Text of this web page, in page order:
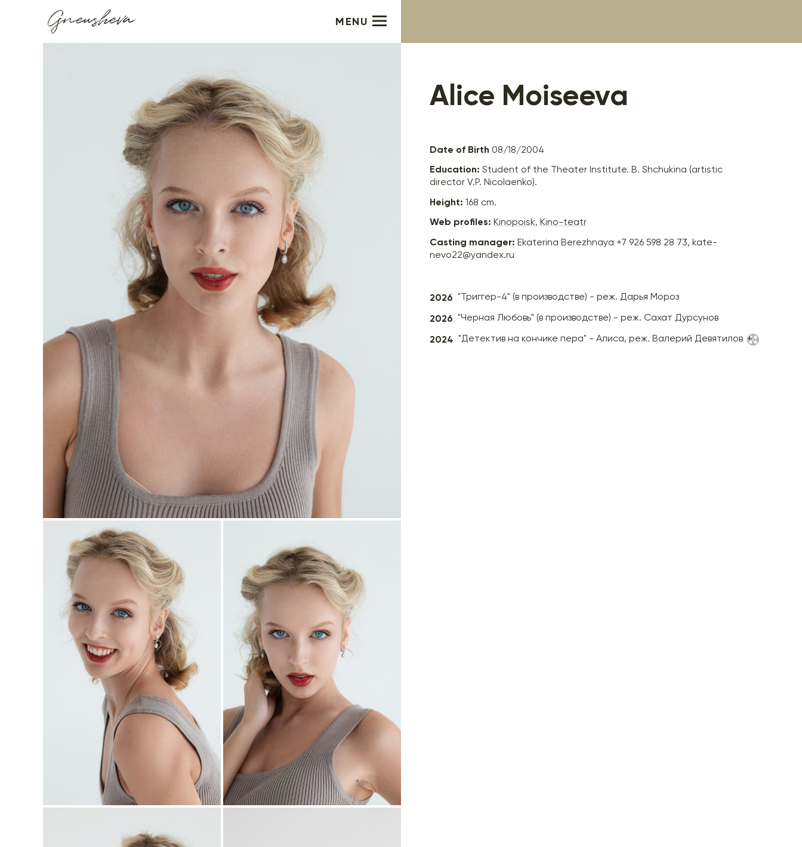
MENU
Alice Moiseeva
Date of Birth 08/18/2004
Education: Student of the Theater Institute. B. Shchukina (artistic
director V.P. Nicolaenko).
Height: 168 cm.
Web profiles: Kinopoisk, Kino-teatr
Casting manager: Ekaterina Berezhnaya +7 926 598 28 73, kate-
nevo22@yandex.ru
2026 "Триггер-4" (в производстве) - реж. Дарья Мороз
2026 "Черная Любовь" (в производстве) - реж. Сахат Дурсунов
2024 "Детектив на кончике пера" - Алиса, реж. Валерий Девятилов +